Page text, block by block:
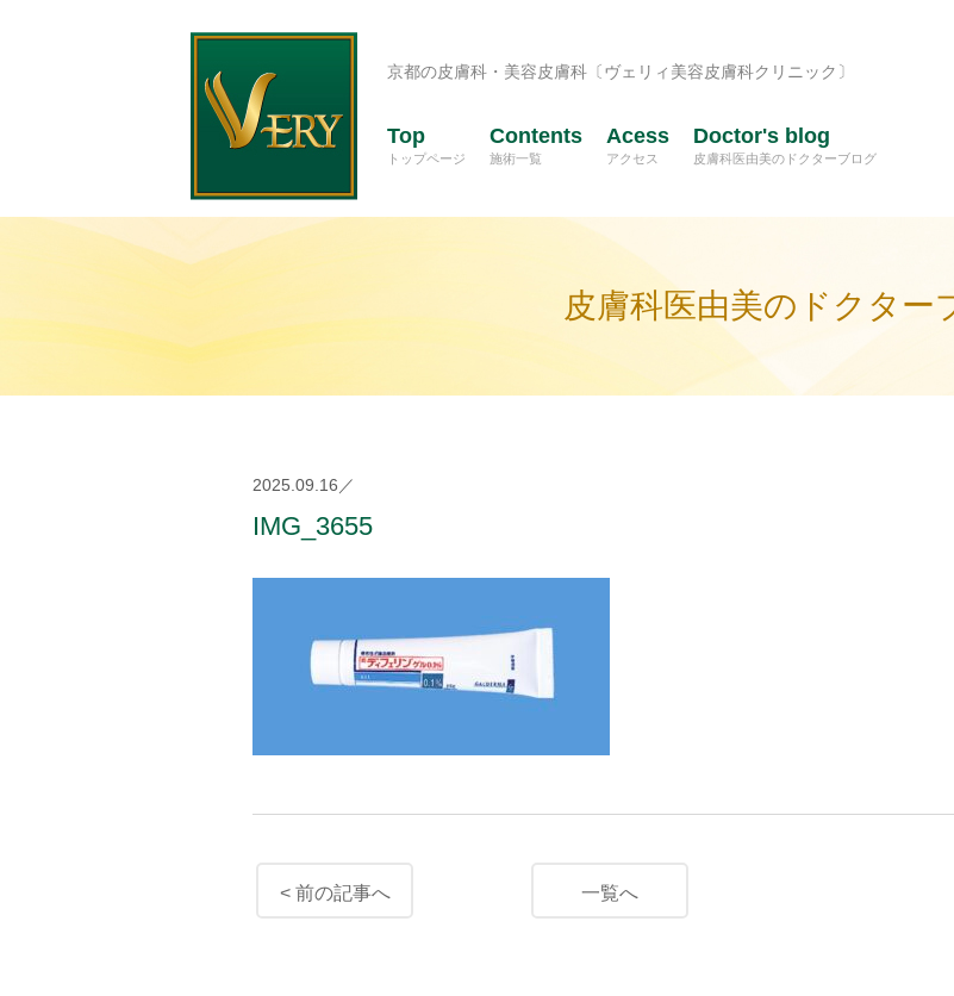
京都の皮膚科・美容皮膚科〔ヴェリィ美容皮膚科クリニック〕
Top
トップページ
Contents
施術一覧
Acess
アクセス
Doctor's blog
皮膚科医由美のドクターブログ
皮膚科医由美のドクター
2025.09.16／
IMG_3655
< 前の記事へ 一覧へ